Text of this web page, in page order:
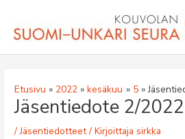
sisältöön
Etusivu 2022 kesäkuu 5
Jäsentiedote 2/2022
/Jäsentiedotteet/ Kirjoittajasirkka